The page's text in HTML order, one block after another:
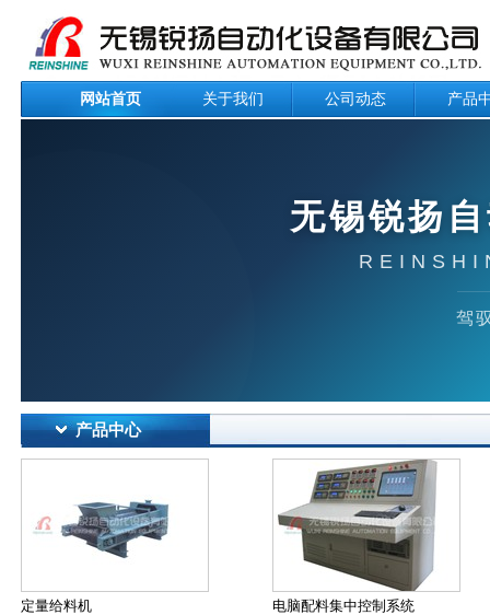
网站首页 关于我们 公司动态 产品
无锡锐扬
驾
产品中心
定量给料机 电脑配料集中控制系统